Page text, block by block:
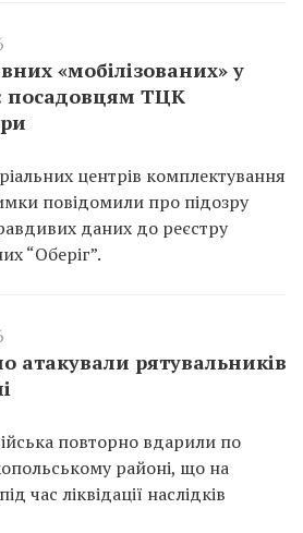
«мобілізованих» у
посадовцям ТЦК
центрів комплектування
повідомили про підозру
даних до реєстру
“Оберіг”.
атакували рятувальників
повторно вдарили по
районі, що на
час ліквідації наслідків